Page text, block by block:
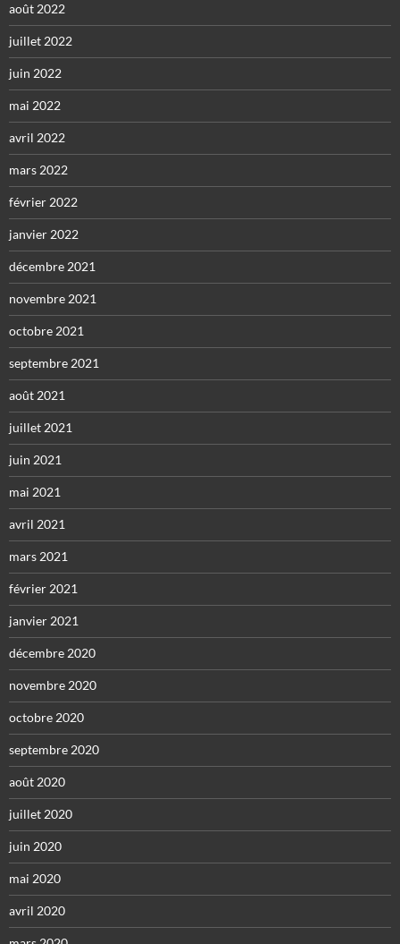
août 2022
juillet 2022
juin 2022
mai 2022
avril 2022
mars 2022
février 2022
janvier 2022
décembre 2021
novembre 2021
octobre 2021
septembre 2021
août 2021
juillet 2021
juin 2021
mai 2021
avril 2021
mars 2021
février 2021
janvier 2021
décembre 2020
novembre 2020
octobre 2020
septembre 2020
août 2020
juillet 2020
juin 2020
mai 2020
avril 2020